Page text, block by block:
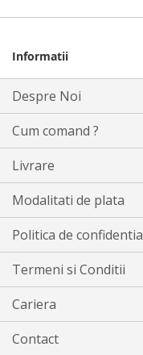
Informatii
Despre Noi
Cum comand ?
Livrare
Modalitati de plata
Politica de
Termeni si Conditii
Cariera
Contact